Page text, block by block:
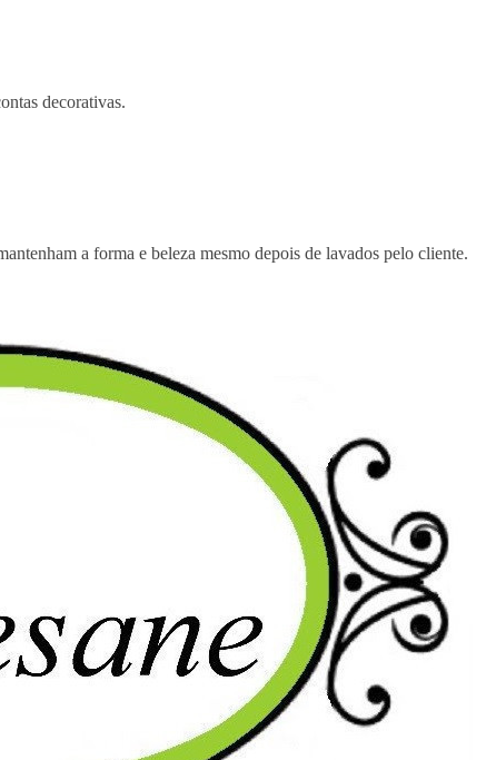
decorativas.
a forma e beleza mesmo depois de lavados pelo cliente.